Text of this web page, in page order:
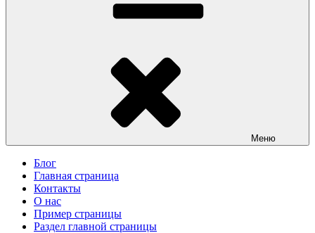
Меню
Блог
Главная страница
Контакты
О нас
Пример страницы
Раздел главной страницы